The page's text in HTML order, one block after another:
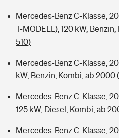
Mercedes-Benz C-Klasse,
T-MODELL), 120 kW,
510)
Mercedes-Benz C-Klasse,
kW, Benzin, Kombi, ab 2000
Mercedes-Benz C-Klasse,
125 kW, Diesel, Kombi, ab
Mercedes-Benz C-Klasse,